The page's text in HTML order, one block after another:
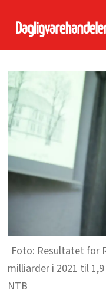
Resultatet for
milliarder i 2021 til
NTB